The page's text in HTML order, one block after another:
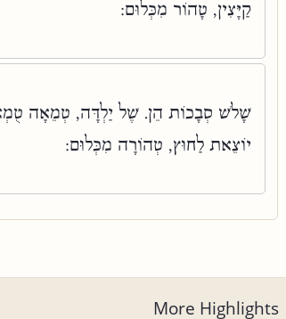
קַיָּצִין, טָהוֹר מִכְּלוּם:
שָׁלֹשׁ סְבָכוֹת הֵן. שֶׁל יַלְדָּה, טְמֵאָה
יוֹצֵאת לַחוּץ, טְהוֹרָה מִכְּלוּם:
More Highlights